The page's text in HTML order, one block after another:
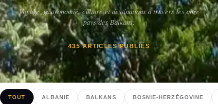
Voyage, gastronomie, culture et destinations à travers les onze
pays des Balkans.
435 ARTICLES PUBLIÉS
TOUT ALBANIE BALKANS BOSNIE-HERZÉGOVINE